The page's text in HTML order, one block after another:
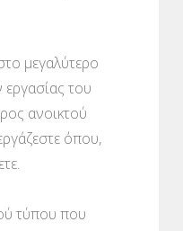
μεγαλύτερο
του
ανοικτού
όπου,
τύπου που